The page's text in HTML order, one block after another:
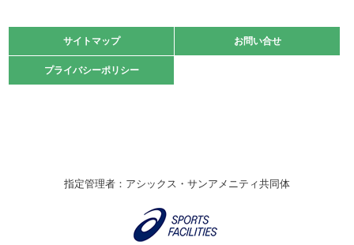
緑ケ丘体育館
2021.10.23
卓球選手権大会ラージボールの部開催☆
伊丹市総合体育大会 バレーボール大会が開催されました
サイトマップ お問い合せ
プライバシーポリシー
サイトマップ お問い合せ
プライバシーポリシー
指定管理者：アシックス・サンアメニティ共同体